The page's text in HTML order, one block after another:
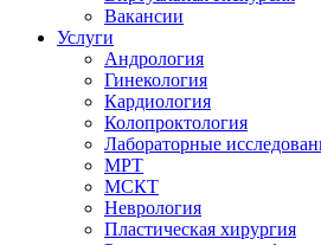
Вакансии
Услуги
Андрология
Гинекология
Кардиология
Колопроктология
Лабораторные
МРТ
МСКТ
Неврология
Пластическая хирургия